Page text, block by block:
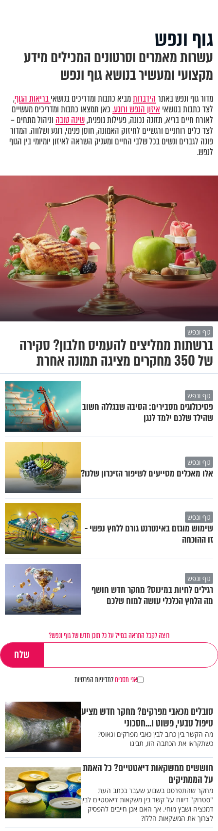
גוף ונפש
עשרות מאמרים וסרטונים המכילים מידע
מקצועי ומעשיר בנושא גוף ונפש
מדור גוף ונפש באתרהידברותמביא כתבות ומדריכים בנושאיבריאות הגוף,
לצד כתבות בנושאי איזון הנפש ורוגע.כאן תמצאו כתבות ומדריכים מעשיים
לאורח חיים בריא, תזונה נכונה, פעילות גופנית,שינה טובה וניהול מתחים –
לצד כלים רוחניים ורגשיים לחיזוק האמונה, חוסן פנימי, רוגע ושלווה. המדור
פונה לגברים ונשים בכל שלבי החיים ומעניק השראה לאיזון יומיומי בין הגוף
לנפש.
גוף ונפש
ברשתות ממליצים להעמיס חלבון? סקירה
של 350 מחקרים מציגה תמונה אחרת
גוף ונפש
פסיכולוגים מסבירים: הסיבה שבגללה חשוב
שהילד שלכם ילמד לנגן
גוף ונפש
אלו מאכלים מסייעים לשיפור הזיכרון שלנו?
גוף ונפש
שימוש מוגזם באינטרנט גורם ללחץ נפשי -
זו ההוכחה
גוף ונפש
רגילים לחיות במינוס? מחקר חדש חושף
מה הלחץ הכלכלי עושה למוח שלכם
רוצה לקבל התראה במייל על כל תוכן חדש של גוף ונפש?
אני מסכיםלמדיניות הפרטיות
סובלים מכאבי מפרקים? מחקר חדש מציע
טיפול טבעי, פשוט ו...חסכוני
מה הקשר בין כרוב לבין כאבי מפרקים וגאוט?
כשתקראו את הכתבה הזו, תבינו
חוששים ממשקאות דיאטטיים? כל האמת
על הממתיקים
מחקר שהתפרסם בשבוע שעבר בכתב העת
"סטרוק" דיווח על קשר בין משקאות דיאטטיים לבין
דמנציה ושבץ מוחי. אך האם אכן חייבים להפסיק
לצרוך את המשקאות הללו?